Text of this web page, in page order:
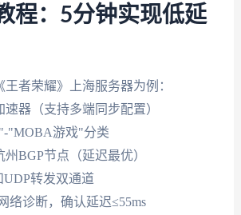
程：5分钟实现低延
者荣耀》上海服务器为例：
器（支持多端同步配置）
"MOBA游戏"分类
BGP节点（延迟最优）
UDP转发双通道
络诊断，确认延迟≤55ms